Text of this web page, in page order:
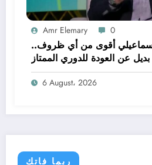
Amr Elemary 0
أقوى من أي ظروف..
بديل عن العودة للدوري الممتاز
6 August، 2026
ربما فاتك